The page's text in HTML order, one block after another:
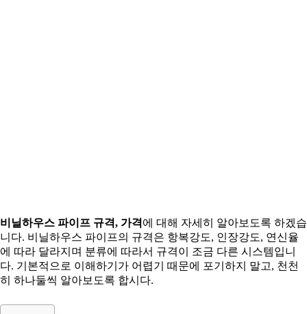
비닐하우스 파이프 규격, 가격에 대해 자세히 알아보도록 하겠습
니다. 비닐하우스 파이프의 규격은 항복강도, 인장강도, 연신율
에 따라 달라지며 분류에 따라서 규격이 조금 다른 시스템입니
다. 기본적으로 이해하기가 어렵기 때문에 포기하지 말고, 천천
히 하나둘씩 알아보도록 합시다.